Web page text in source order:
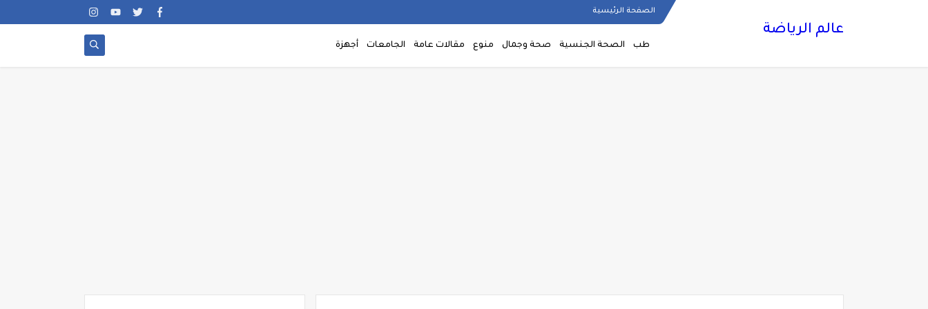
الصفحة الرئيسية
عالم الرياضة
طب الصحة الجنسية صحة وجمال منوع مقالات عامة الجامعات أجهزة